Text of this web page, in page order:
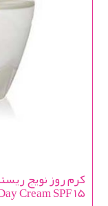
Cream SPF 15